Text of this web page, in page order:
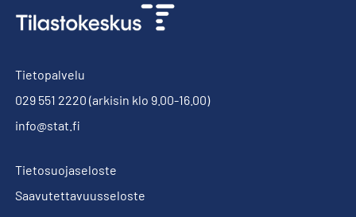
Tietopalvelu
029 551 2220 (arkisin klo 9.00-16.00)
info@stat.fi
Tietosuojaseloste
Saavutettavuusseloste